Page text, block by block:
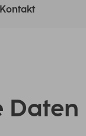
Kontakt
Daten